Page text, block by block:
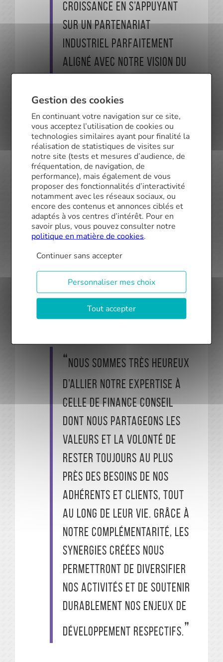
croissance en s’appuyant
sur un partenariat
industriel parfaitement
aligné avec notre vision du
les projets de nos clients
tout en les prémunissant
des risques de la vie. Une
vision du courtage partagé
par nos partenaires
bancaires qui ont toujours
pu compter sur notre
savoir-faire technique et
maîtrisée du risque
déclare Yoann Boulday, président fondateur
de Finance Conseil.
Nous sommes très heureux
d’allier notre expertise à
celle de Finance Conseil
dont nous partageons les
valeurs et la volonté de
rester toujours au plus
près des besoins de nos
adhérents et clients, tout
au long de leur vie. Grâce à
notre complémentarité, les
synergies créées nous
permettront de diversifier
nos activités et de soutenir
durablement nos enjeux de
développement respectifs.
Gestion des cookies
En continuant votre navigation sur ce site,
vous acceptez l’utilisation de cookies ou
technologies similaires ayant pour finalité la
réalisation de statistiques de visites sur
notre site (tests et mesures d’audience, de
fréquentation, de navigation, de
performance), mais également de vous
proposer des fonctionnalités d’interactivité
notamment avec les réseaux sociaux, ou
encore des contenus et annonces ciblés et
adaptés à vos centres d’intérêt. Pour en
savoir plus, vous pouvez consulter notre
politique en matière de cookies.
Continuer sans accepter
Personnaliser mes choix
Tout accepter